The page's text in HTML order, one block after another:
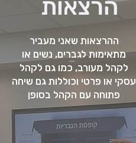
הרצאות
ההרצאות שאני מעביר
מתאימות לגברים, נשים או
לקהל מעורב, כמו גם לקהל
עסקי או פרטי וכוללות גם שיחה
פתוחה עם הקהל בסופן